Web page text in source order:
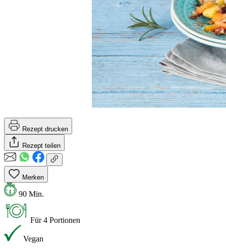
Rezept drucken
Rezept teilen
Merken
90 Min.
Für 4 Portionen
Vegan